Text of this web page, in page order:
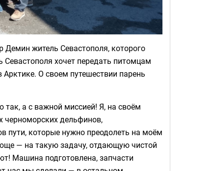
житель Севастополя, которого
хочет передать питомцам
О своем путешествии парень
а с важной миссией! Я, на своём
черноморских дельфинов,
пути, которые нужно преодолеть на моём
— на такую задачу, отдающую чистой
Машина подготовлена, запчасти